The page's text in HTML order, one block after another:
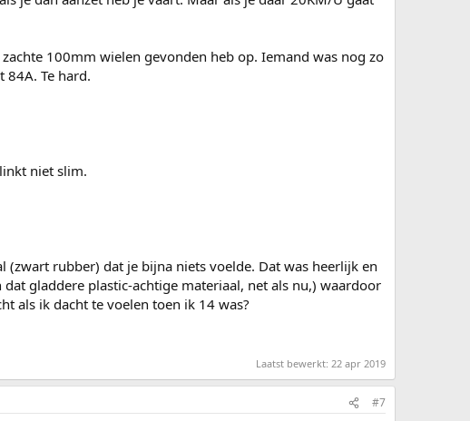
100mm wielen gevonden heb op. Iemand was nog zo
Te hard.
niet slim.
rubber) dat je bijna niets voelde. Dat was heerlijk en
gladdere plastic-achtige materiaal, net als nu,) waardoor
als ik dacht te voelen toen ik 14 was?
Laatst bewerkt: 22 apr 2019
#7